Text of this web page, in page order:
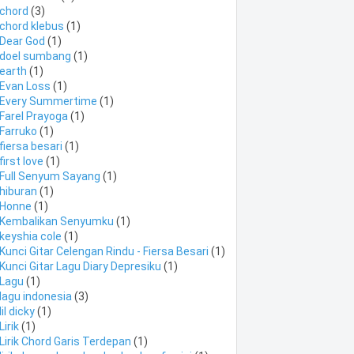
(3)
klebus (1)
God (1)
sumbang (1)
(1)
Loss (1)
Summertime (1)
Prayoga (1)
(1)
besari (1)
love (1)
Senyum Sayang (1)
(1)
(1)
Senyumku (1)
cole (1)
Gitar Celengan Rindu - Fiersa Besari (1)
Gitar Lagu Diary Depresiku (1)
(1)
indonesia (3)
dicky (1)
(1)
Chord Garis Terdepan (1)